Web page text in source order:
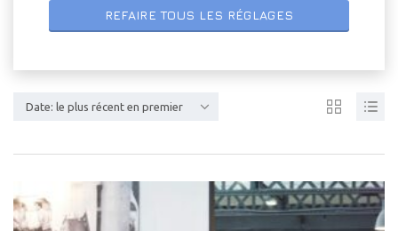
REFAIRE TOUS LES RÉGLAGES
Date: le plus récent en premier